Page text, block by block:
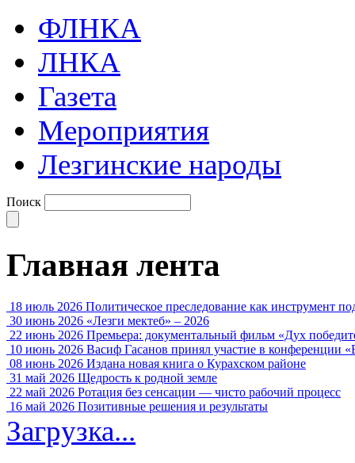
ФЛНКА
ЛНКА
Газета
Мероприятия
Лезгинские народы
Поиск
Главная лента
18 июль 2026 Политическое преследование как инструмент
30 июнь 2026 «Лезги мектеб» – 2026
22 июнь 2026 Премьера: документальный фильм «Дух
10 июнь 2026 Васиф Гасанов принял участие в конференции
08 июнь 2026 Издана новая книга о Курахском районе
31 май 2026 Щедрость к родной земле
22 май 2026 Ротация без сенсации — чисто рабочий процесс
16 май 2026 Позитивные решения и результаты
Загрузка...